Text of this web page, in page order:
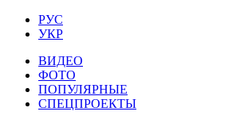
РУС
УКР
ВИДЕО
ФОТО
ПОПУЛЯРНЫЕ
СПЕЦПРОЕКТЫ